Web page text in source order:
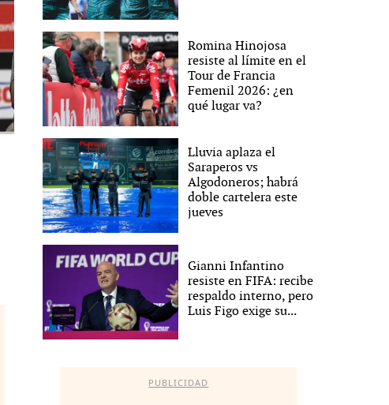
Romina Hinojosa
resiste al límite en el
Tour de Francia
Femenil 2026: ¿en
qué lugar va?
Lluvia aplaza el
Saraperos vs
Algodoneros; habrá
doble cartelera este
jueves
Gianni Infantino
resiste en FIFA: recibe
respaldo interno, pero
Luis Figo exige su...
PUBLICIDAD